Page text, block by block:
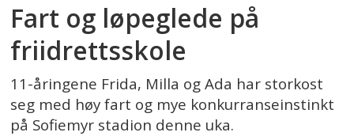
Fart og løpeglede på
friidrettsskole
11-åringene Frida, Milla og Ada har storkost
seg med høy fart og mye konkurranseinstinkt
på Sofiemyr stadion denne uka.